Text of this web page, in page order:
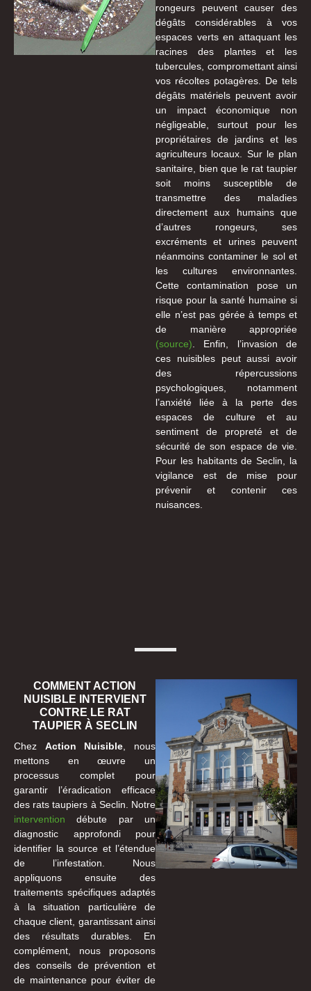
rongeurs peuvent causer des
dégâts considérables à vos
espaces verts en attaquant les
racines des plantes et les
tubercules, compromettant ainsi
vos récoltes potagères. De tels
dégâts matériels peuvent avoir
un impact économique non
négligeable, surtout pour les
propriétaires de jardins et les
agriculteurs locaux. Sur le plan
sanitaire, bien que le rat taupier
soit moins susceptible de
transmettre des maladies
directement aux humains que
d’autres rongeurs, ses
excréments et urines peuvent
néanmoins contaminer le sol et
les cultures environnantes.
Cette contamination pose un
risque pour la santé humaine si
elle n’est pas gérée à temps et
de manière appropriée
(source). Enfin, l’invasion de
ces nuisibles peut aussi avoir
des répercussions
psychologiques, notamment
l’anxiété liée à la perte des
espaces de culture et au
sentiment de propreté et de
sécurité de son espace de vie.
Pour les habitants de Seclin, la
vigilance est de mise pour
prévenir et contenir ces
nuisances.
COMMENT ACTION
NUISIBLE INTERVIENT
CONTRE LE RAT
TAUPIER À SECLIN
Chez Action Nuisible , nous
mettons en œuvre un
processus complet pour
garantir l’éradication efficace
des rats taupiers à Seclin. Notre
intervention débute par un
diagnostic approfondi pour
identifier la source et l’étendue
de l’infestation. Nous
appliquons ensuite des
traitements spécifiques adaptés
à la situation particulière de
chaque client, garantissant ainsi
des résultats durables. En
complément, nous proposons
des conseils de prévention et
de maintenance pour éviter de